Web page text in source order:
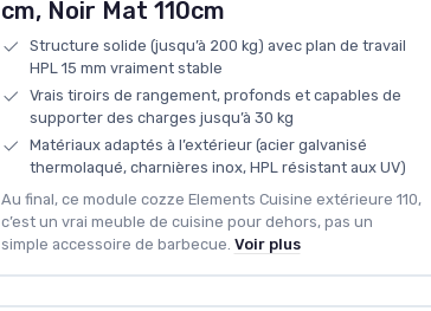
cm, Noir Mat 110cm
Structure solide (jusqu’à 200 kg) avec plan de travail
HPL 15 mm vraiment stable
Vrais tiroirs de rangement, profonds et capables de
supporter des charges jusqu’à 30 kg
Matériaux adaptés à l’extérieur (acier galvanisé
thermolaqué, charnières inox, HPL résistant aux UV)
Au final, ce module cozze Elements Cuisine extérieure 110,
c’est un vrai meuble de cuisine pour dehors, pas un
simple accessoire de barbecue. Voir plus